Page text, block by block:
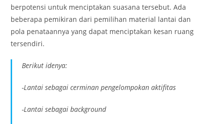
berpotensi untuk menciptakan suasana tersebut. Ada
beberapa pemikiran dari pemilihan material lantai dan
pola penataannya yang dapat menciptakan kesan ruang
tersendiri.
Berikut idenya:
-Lantai sebagai cerminan pengelompokan aktifitas
-Lantai sebagai background